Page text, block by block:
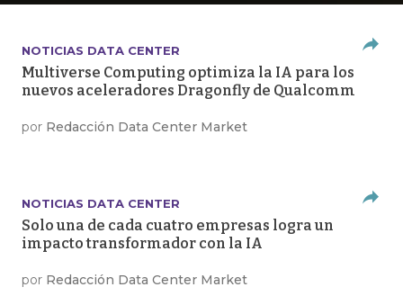
NOTICIAS DATA CENTER
Multiverse Computing optimiza la IA para los
nuevos aceleradores Dragonfly de Qualcomm
por Redacción Data Center Market
NOTICIAS DATA CENTER
Solo una de cada cuatro empresas logra un
impacto transformador con la IA
por Redacción Data Center Market